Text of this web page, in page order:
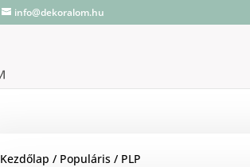
info@dekoralom.hu
Kezdőlap / Populáris / PLP